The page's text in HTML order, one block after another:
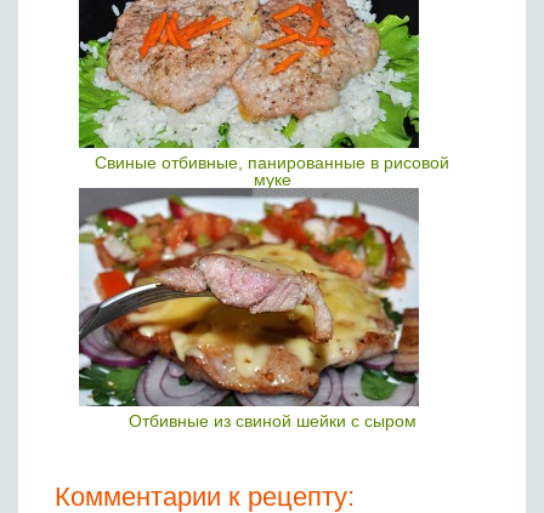
Свиные отбивные, панированные в рисовой
муке
Отбивные из свиной шейки с сыром
Комментарии к рецепту: